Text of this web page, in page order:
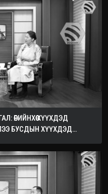
ХҮҮХДЭД
БУСДЫН ХҮҮХДЭД